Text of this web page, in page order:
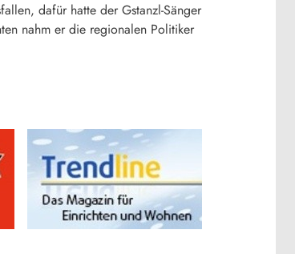
dafür hatte der Gstanzl-Sänger
nahm er die regionalen Politiker